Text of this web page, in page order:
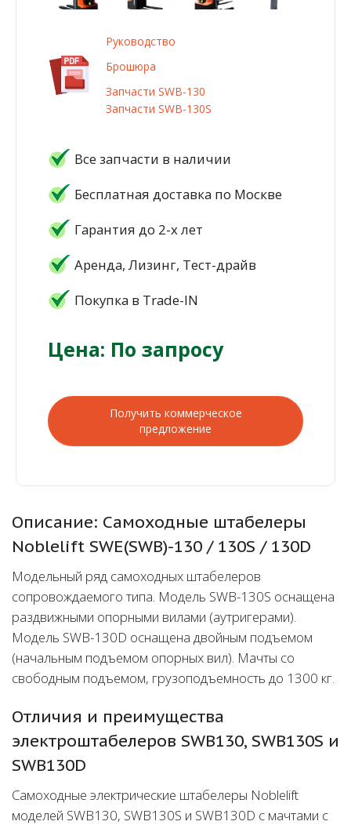
Руководство
Брошюра
Запчасти SWB-130
Запчасти SWB-130S
Все запчасти в наличии
Бесплатная доставка по Москве
Гарантия до 2-х лет
Аренда, Лизинг, Тест-драйв
Покупка в Trade-IN
Цена: По запросу
Получить коммерческое
предложение
Описание: Самоходные штабелеры
Noblelift SWE(SWB)-130 / 130S / 130D
Модельный ряд самоходных штабелеров
сопровождаемого типа. Модель SWB-130S оснащена
раздвижными опорными вилами (аутригерами).
Модель SWB-130D оснащена двойным подъемом
(начальным подъемом опорных вил). Мачты со
свободным подъемом, грузоподъемность до 1300 кг.
Отличия и преимущества
электроштабелеров SWB130, SWB130S и
SWB130D
Самоходные электрические штабелеры Noblelift
моделей SWB130, SWB130S и SWB130D с мачтами с